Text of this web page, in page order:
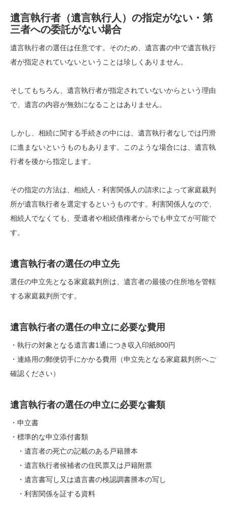
遺言執行者（遺言執行人）の指定がない・第
三者への委託がない場合
遺言執行者の選任は任意です。そのため、遺言書の中で遺言執行
者が指定されていないということは珍しくありません。
そしてもちろん、遺言執行者が指定されていないからという理由
で、遺言の内容が無効になることはありません。
しかし、相続に関する手続きの中には、遺言執行者なしでは円滑
に進まないというものもあります。このような場合には、遺言執
行者を後から指定します。
その指定の方法は、相続人・利害関係人の請求によって家庭裁判
所が遺言執行者を選定するというものです。利害関係人なので、
相続人でなくても、受遺者や相続債権者からでも申立てが可能で
す。
遺言執行者の選任の申立先
選任の申立先となる家庭裁判所は、遺言者の最後の住所地を管轄
する家庭裁判所です。
遺言執行者の選任の申立に必要な費用
・執行の対象となる遺言書1通につき収入印紙800円
・連絡用の郵便切手にかかる費用（申立先となる家庭裁判所へご
確認ください）
遺言執行者の選任の申立に必要な書類
・申立書
・標準的な申立添付書類
・遺言者の死亡の記載のある戸籍謄本
・遺言執行者候補者の住民票又は戸籍附票
・遺言書写し又は遺言書の検認調書謄本の写し
・利害関係を証する資料